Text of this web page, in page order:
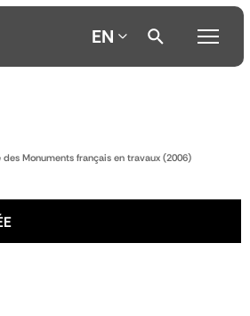
EN
des Monuments français en travaux (2006)